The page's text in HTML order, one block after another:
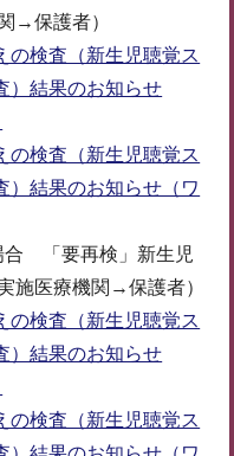
→保護者）
の検査（新生児聴覚ス
）結果のお知らせ
の検査（新生児聴覚ス
）結果のお知らせ（ワ
合 「要再検」新生児
施医療機関→保護者）
の検査（新生児聴覚ス
）結果のお知らせ
の検査（新生児聴覚ス